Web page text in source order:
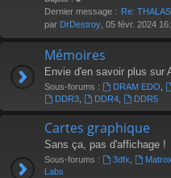
Dernier message : Re:
par DrDestroy , 05 févr. 2024
Mémoires
Envie d'en savoir plus sur
Sous-forums : DRAM EDO
DDR3, DDR4, DDR5
Cartes graphique
Sans ça, pas d'affichage !
Sous-forums : 3dfx Matrox
Labs